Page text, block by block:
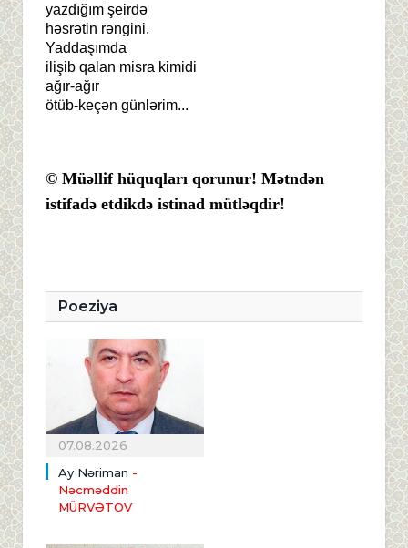
yazdığım şeirdə
həsrətin rəngini.
Yaddaşımda
ilişib qalan misra kimidi
ağır-ağır
ötüb-keçən günlərim...
© Müəllif hüquqları qorunur! Mətndən
istifadə etdikdə istinad mütləqdir!
Poeziya
07.08.2026
Ay Nəriman -
Nəcməddin
MÜRVƏTOV